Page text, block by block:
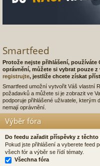
Smartfeed
Protože nejste přihlášení,
oprávnění, můžete si vybrat pouze z
registrujte, jestliže chcete získat
Smartfeed umožní vytvořit Váš vlastní
požadavků a můžete si je zobrazit ve
podporuje přihlášené uživatele, kterým
nemají oprávnění.
Výběr fóra
Do feedu zařadit příspěvky z těchto
Pokud jste přihlášení a vyberete feed
všech fór a výběr se řídí tématy.
Všechna fóra